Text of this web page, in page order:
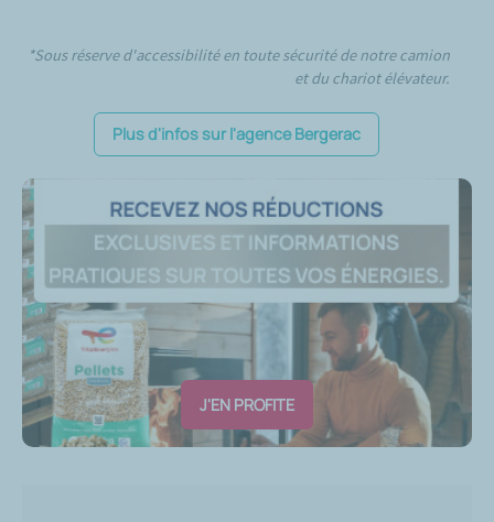
*Sous réserve d'accessibilité en toute sécurité de notre camion
et du chariot élévateur.
Plus d'infos sur l'agence Bergerac
J'EN PROFITE